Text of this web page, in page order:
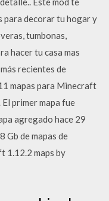
para decorar tu hogar y
tumbonas,
hacer tu casa mas
recientes de
mapas para Minecraft
primer mapa fue
agregado hace 29
Gb de mapas de
1.12.2 maps by